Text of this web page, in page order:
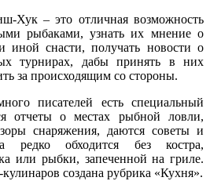
Хук – это отличная возможность
рыбаками, узнать их мнение о
иной снасти, получать новости о
турнирах, дабы принять в них
за происходящим со стороны.
писателей есть специальный
отчеты о местах рыбной ловли,
снаряжения, даются советы и
редко обходится без костра,
или рыбки, запеченной на гриле.
создана рубрика «Кухня».